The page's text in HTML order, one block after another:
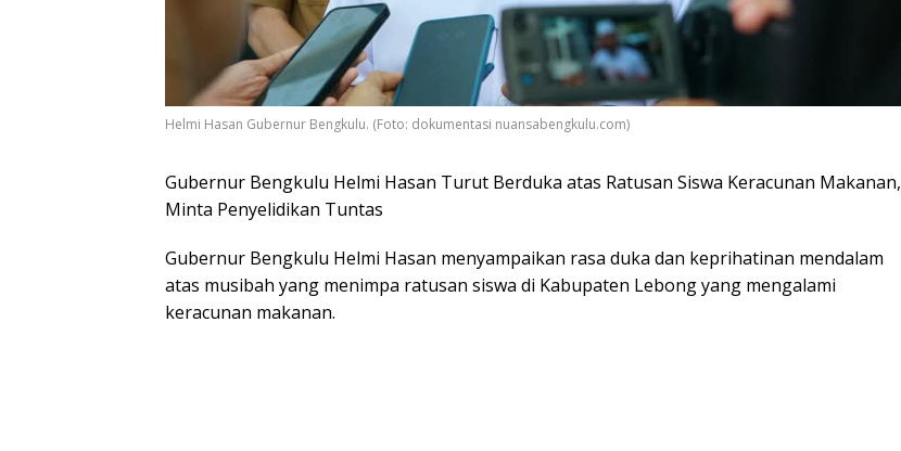
Helmi Hasan Gubernur Bengkulu. (Foto: dokumentasi nuansabengkulu.com)
Gubernur Bengkulu Helmi Hasan Turut Berduka atas Ratusan Siswa Keracunan Makanan,
Minta Penyelidikan Tuntas
Gubernur Bengkulu Helmi Hasan menyampaikan rasa duka dan keprihatinan mendalam
atas musibah yang menimpa ratusan siswa di Kabupaten Lebong yang mengalami
keracunan makanan.